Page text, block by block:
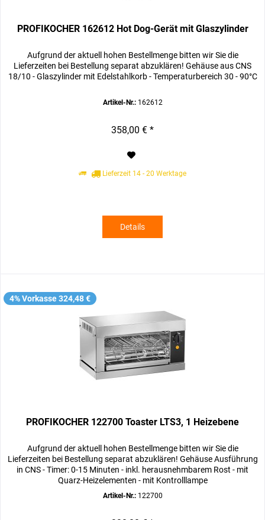
PROFIKOCHER 162612 Hot Dog-Gerät mit Glaszylinder
Aufgrund der aktuell hohen Bestellmenge bitten wir Sie die
Lieferzeiten bei Bestellung separat abzuklären! Gehäuse aus CNS
18/10 - Glaszylinder mit Edelstahlkorb - Temperaturbereich 30 - 90°C
Artikel-Nr.:162612
358,00 € *
Lieferzeit 14 - 20 Werktage
Details
4% Vorkasse 324,48 €
PROFIKOCHER 122700 Toaster LTS3, 1 Heizebene
Aufgrund der aktuell hohen Bestellmenge bitten wir Sie die
Lieferzeiten bei Bestellung separat abzuklären! Gehäuse Ausführung
in CNS - Timer: 0-15 Minuten - inkl. herausnehmbarem Rost - mit
Quarz-Heizelementen - mit Kontrolllampe
Artikel-Nr.:122700